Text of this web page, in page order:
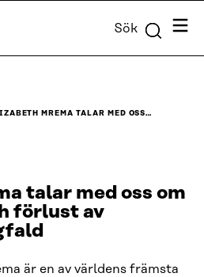
Sök Meny
MREMA TALAR MED OSS…
talar med oss om
förlust av
är en av världens främsta